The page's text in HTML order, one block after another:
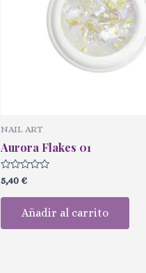
NAIL ART
Aurora Flakes 01
Valorado
con
0
5,40 €
Añadir al carrito